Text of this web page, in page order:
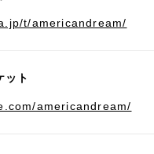
t/americandream/
ット
americandream/